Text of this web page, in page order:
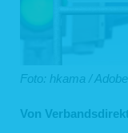
Foto: hkama /
Von